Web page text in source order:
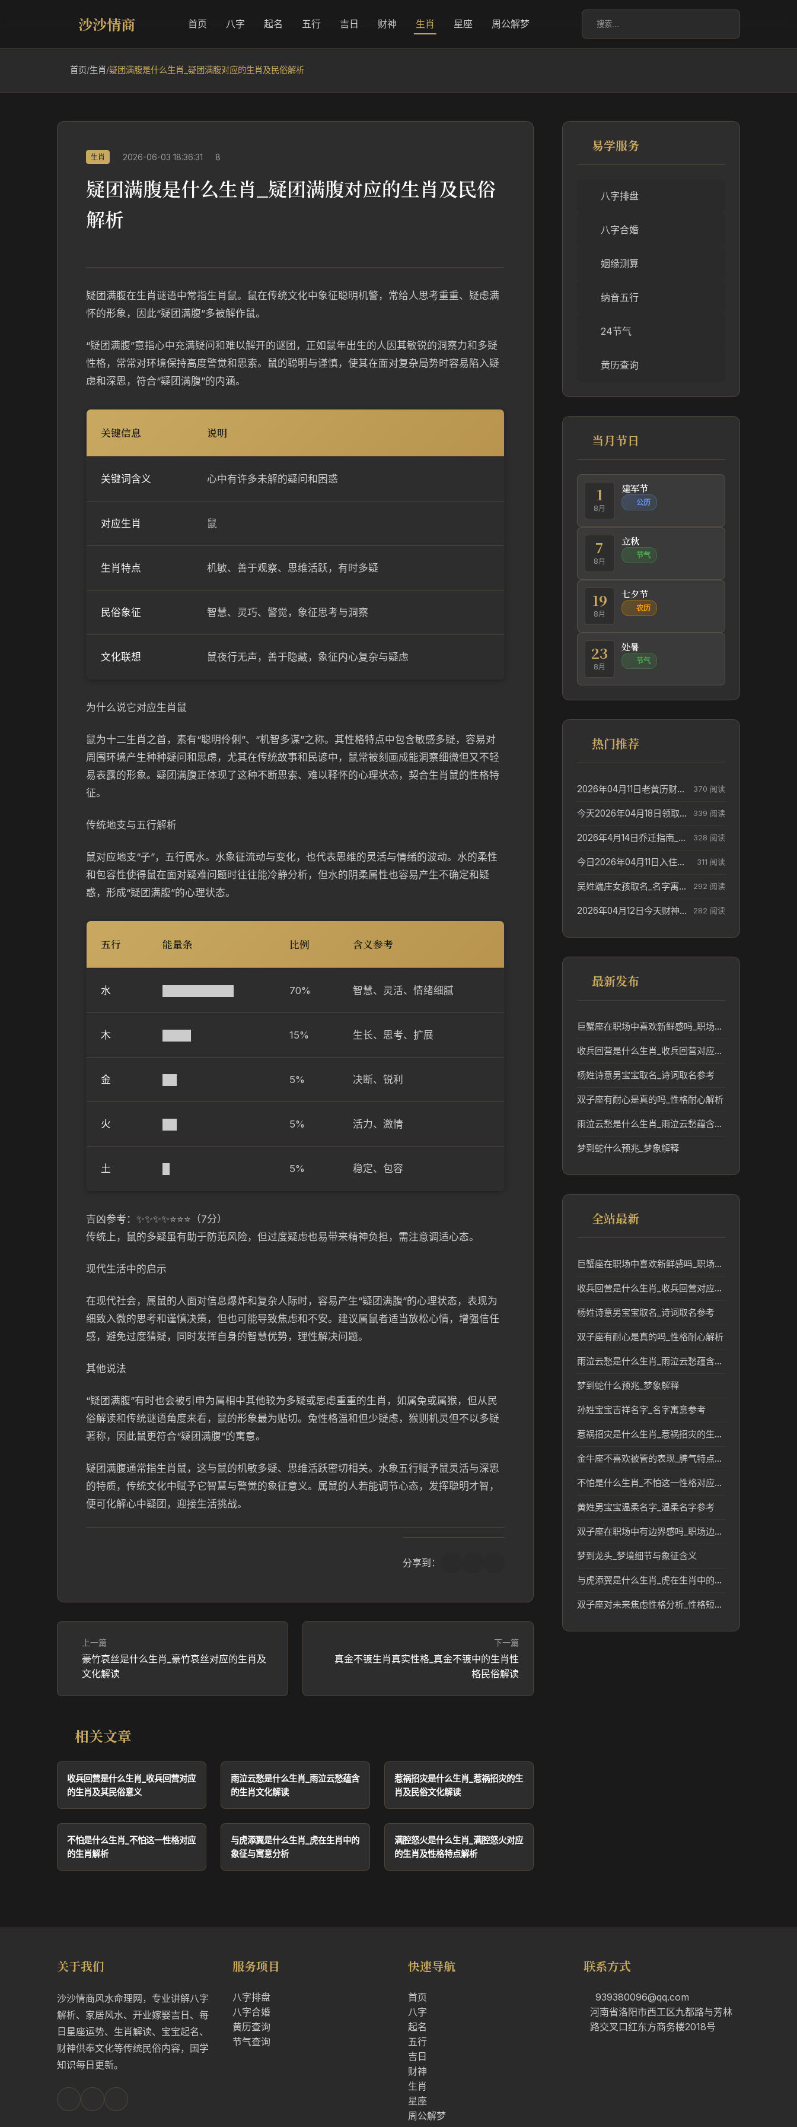
沙沙情商 首页 八字 起名 五行 吉日 财神 生肖 星座 周公解梦
首页/生肖/疑团满腹是什么生肖_疑团满腹对应的生肖及民俗解析
生肖 2026-06-03 18:36:31 8
疑团满腹是什么生肖_疑团满腹对应的生肖及民俗
解析
疑团满腹在生肖谜语中常指生肖鼠。鼠在传统文化中象征聪明机警，常给人思考重重、疑虑满
怀的形象，因此“疑团满腹”多被解作鼠。
“疑团满腹”意指心中充满疑问和难以解开的谜团，正如鼠年出生的人因其敏锐的洞察力和多疑
性格，常常对环境保持高度警觉和思索。鼠的聪明与谨慎，使其在面对复杂局势时容易陷入疑
虑和深思，符合“疑团满腹”的内涵。
关键信息 说明
关键词含义 心中有许多未解的疑问和困惑
对应生肖 鼠
生肖特点 机敏、善于观察、思维活跃，有时多疑
民俗象征 智慧、灵巧、警觉，象征思考与洞察
文化联想 鼠夜行无声，善于隐藏，象征内心复杂与疑虑
为什么说它对应生肖鼠
鼠为十二生肖之首，素有“聪明伶俐”、“机智多谋”之称。其性格特点中包含敏感多疑，容易对
周围环境产生种种疑问和思虑，尤其在传统故事和民谚中，鼠常被刻画成能洞察细微但又不轻
易表露的形象。疑团满腹正体现了这种不断思索、难以释怀的心理状态，契合生肖鼠的性格特
征。
传统地支与五行解析
鼠对应地支“子”，五行属水。水象征流动与变化，也代表思维的灵活与情绪的波动。水的柔性
和包容性使得鼠在面对疑难问题时往往能冷静分析，但水的阴柔属性也容易产生不确定和疑
惑，形成“疑团满腹”的心理状态。
五行 能量条 比例 含义参考
水 70% 智慧、灵活、情绪细腻
木 15% 生长、思考、扩展
金 5% 决断、锐利
火 5% 活力、激情
土 5% 稳定、包容
吉凶参考：✨✨✨✨⭐⭐⭐（7分）
传统上，鼠的多疑虽有助于防范风险，但过度疑虑也易带来精神负担，需注意调适心态。
现代生活中的启示
在现代社会，属鼠的人面对信息爆炸和复杂人际时，容易产生“疑团满腹”的心理状态，表现为
细致入微的思考和谨慎决策，但也可能导致焦虑和不安。建议属鼠者适当放松心情，增强信任
感，避免过度猜疑，同时发挥自身的智慧优势，理性解决问题。
其他说法
“疑团满腹”有时也会被引申为属相中其他较为多疑或思虑重重的生肖，如属兔或属猴，但从民
俗解读和传统谜语角度来看，鼠的形象最为贴切。兔性格温和但少疑虑，猴则机灵但不以多疑
著称，因此鼠更符合“疑团满腹”的寓意。
疑团满腹通常指生肖鼠，这与鼠的机敏多疑、思维活跃密切相关。水象五行赋予鼠灵活与深思
的特质，传统文化中赋予它智慧与警觉的象征意义。属鼠的人若能调节心态，发挥聪明才智，
便可化解心中疑团，迎接生活挑战。
分享到：
上一篇
豪竹哀丝是什么生肖_豪竹哀丝对应的生肖及
文化解读
下一篇
真金不镀生肖真实性格_真金不镀中的生肖性
格民俗解读
相关文章
收兵回营是什么生肖_收兵回营对应
的生肖及其民俗意义
雨泣云愁是什么生肖_雨泣云愁蕴含
的生肖文化解读
惹祸招灾是什么生肖_惹祸招灾的生
肖及民俗文化解读
不怕是什么生肖_不怕这一性格对应
的生肖解析
与虎添翼是什么生肖_虎在生肖中的
象征与寓意分析
满腔怒火是什么生肖_满腔怒火对应
的生肖及性格特点解析
易学服务
八字排盘
八字合婚
姻缘测算
纳音五行
24节气
黄历查询
当月节日
1
8月
建军节
公历
7
8月
立秋
节气
19
8月
七夕节
农历
23
8月
处暑
节气
热门推荐
2026年04月11日老黄历财神方位_财神方位与供奉讲究 370 阅读
今天2026年04月18日领取结婚证老黄历不适合吗_领证日期参考 339 阅读
2026年4月14日乔迁指南_搬家择日参考 328 阅读
今日2026年04月11日入住新居老黄历不适宜吗_搬家择日参考 311 阅读
吴姓端庄女孩取名_名字寓意参考 292 阅读
2026年04月12日今天财神在哪个吉位_财神方位参考 282 阅读
最新发布
巨蟹座在职场中喜欢新鲜感吗_职场新鲜感与事业趋势
收兵回营是什么生肖_收兵回营对应的生肖及其民俗意义
杨姓诗意男宝宝取名_诗词取名参考
双子座有耐心是真的吗_性格耐心解析
雨泣云愁是什么生肖_雨泣云愁蕴含的生肖文化解读
梦到蛇什么预兆_梦象解释
全站最新
巨蟹座在职场中喜欢新鲜感吗_职场新鲜感与事业趋势
收兵回营是什么生肖_收兵回营对应的生肖及其民俗意义
杨姓诗意男宝宝取名_诗词取名参考
双子座有耐心是真的吗_性格耐心解析
雨泣云愁是什么生肖_雨泣云愁蕴含的生肖文化解读
梦到蛇什么预兆_梦象解释
孙姓宝宝吉祥名字_名字寓意参考
惹祸招灾是什么生肖_惹祸招灾的生肖及民俗文化解读
金牛座不喜欢被管的表现_脾气特点解析
不怕是什么生肖_不怕这一性格对应的生肖解析
黄姓男宝宝温柔名字_温柔名字参考
双子座在职场中有边界感吗_职场边界与性格解析
梦到龙头_梦境细节与象征含义
与虎添翼是什么生肖_虎在生肖中的象征与寓意分析
双子座对未来焦虑性格分析_性格短板分析
关于我们
沙沙情商风水命理网，专业讲解八字
解析、家居风水、开业嫁娶吉日、每
日星座运势、生肖解读、宝宝起名、
财神供奉文化等传统民俗内容，国学
知识每日更新。
服务项目
八字排盘
八字合婚
黄历查询
节气查询
快速导航
首页
八字
起名
五行
吉日
财神
生肖
星座
周公解梦
联系方式
939380096@qq.com
河南省洛阳市西工区九都路与芳林
路交叉口红东方商务楼2018号